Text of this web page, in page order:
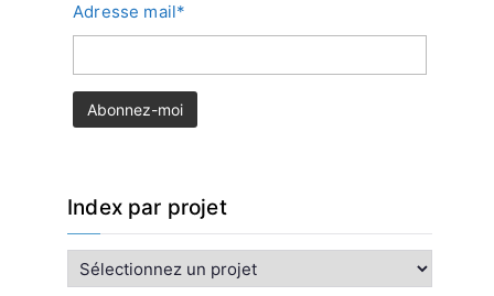
Adresse mail*
Index par projet
n